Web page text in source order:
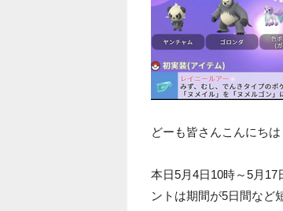
どーも皆さんこんにち
本日5月4日10時～5月
ントは期間が5日間など